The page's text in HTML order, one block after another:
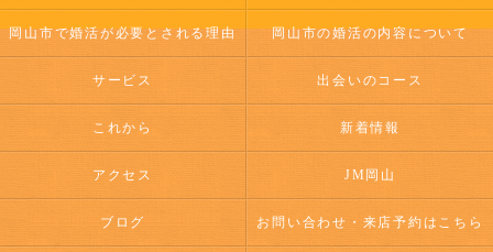
岡山市で婚活が必要とされる理由 岡山市の婚活の内容について
サービス 出会いのコース
これから 新着情報
アクセス JM岡山
ブログ お問い合わせ・来店予約はこちら